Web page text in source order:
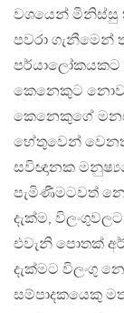
වශයෙන් මිනිස්සු
පවරා ගැනීමෙන්
පර්යාලෝකයකට
කෙනෙකුට
කෙනෙකුගේ මනස
හේතුවෙන් වෙනත්
සවිඥානක
පැමිණීමටවත්
දැක්ම,
එවැනි පොතක්
දැක්මට විලංගු
සම්පාදකයෙකු